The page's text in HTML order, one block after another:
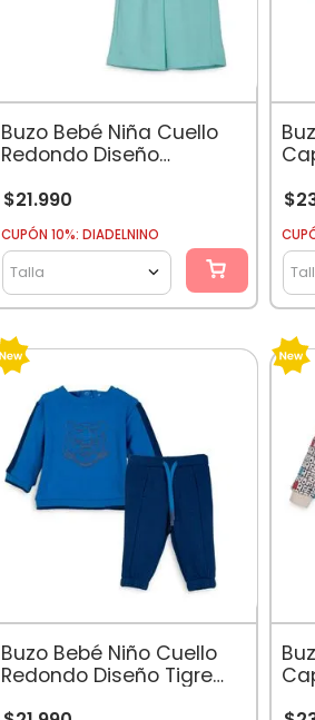
Buzo Bebé Niña Cuello
Redondo Diseño
$21.990
CUPÓN 10%: DIADELNINO
Talla
$
Buzo Bebé Niño Cuello
Redondo Diseño Tigre